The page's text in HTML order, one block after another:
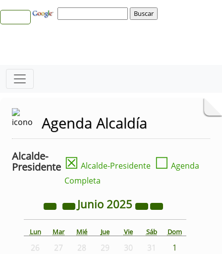
Agenda Alcaldía
Alcalde-
Presidente ☒ Alcalde-Presidente ☐ Agenda
Completa
Junio 2025
Lun Mar Mié Jue Vie Sáb Dom
26 27 28 29 30 31
1